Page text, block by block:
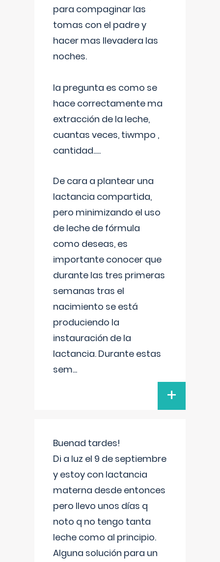
para compaginar las
tomas con el padre y
hacer mas llevadera las
noches.
la pregunta es como se
hace correctamente ma
extracción de la leche,
cuantas veces, tiwmpo ,
cantidad.....
De cara a plantear una
lactancia compartida,
pero minimizando el uso
de leche de fórmula
como deseas, es
importante conocer que
durante las tres primeras
semanas tras el
nacimiento se está
produciendo la
instauración de la
lactancia. Durante estas
sem...
+
Buenad tardes!
Di a luz el 9 de septiembre
y estoy con lactancia
materna desde entonces
pero llevo unos días q
noto q no tengo tanta
leche como al principio.
Alguna solución para un